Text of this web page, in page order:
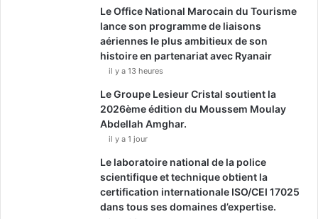
Le Office National Marocain du Tourisme
lance son programme de liaisons
aériennes le plus ambitieux de son
histoire en partenariat avec Ryanair
il y a 13 heures
Le Groupe Lesieur Cristal soutient la
2026ème édition du Moussem Moulay
Abdellah Amghar.
il y a 1 jour
Le laboratoire national de la police
scientifique et technique obtient la
certification internationale ISO/CEI 17025
dans tous ses domaines d’expertise.